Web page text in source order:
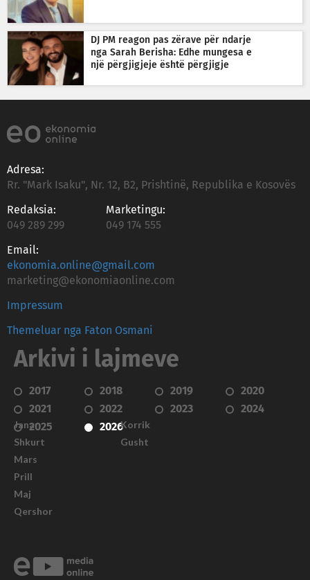
DJ PM reagon pas zërave për ndarje
nga Sarah Berisha: Edhe mungesa e
një përgjigjeje është përgjigje
Adresa:
Rr. "Mark Isaku", Nr. 12, B2, Prishtinë, Republika e Kosovës
Redaksia:
049 289 299
Marketingu:
049 174 555
Email:
ekonomia.online@gmail.com
marketing@ekonomiaonline.com
Impressum
Themeluar nga Faton Osmani
Arkivi i lajmeve
2017 2018 2019
2020
2021
2022 2023
2024
2025
2026
Janar
Shkurt
Mars
Prill
Maj
Qershor
Korrik
Gusht